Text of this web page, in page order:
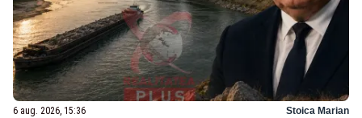
6 aug. 2026, 15:36 Stoica Marian